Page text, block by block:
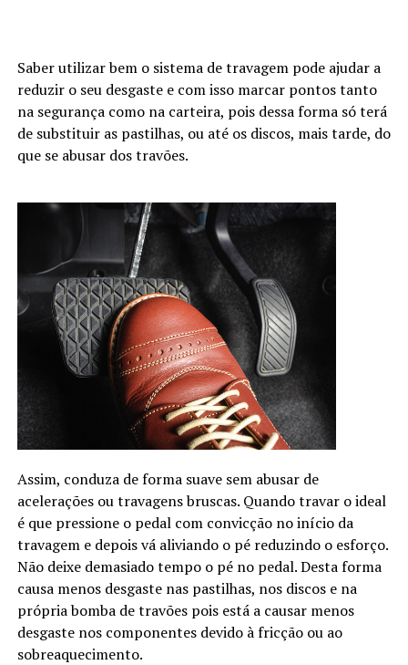
Saber utilizar bem o sistema de travagem pode ajudar a
reduzir o seu desgaste e com isso marcar pontos tanto
na segurança como na carteira, pois dessa forma só terá
de substituir as pastilhas, ou até os discos, mais tarde, do
que se abusar dos travões.
Assim, conduza de forma suave sem abusar de
acelerações ou travagens bruscas. Quando travar o ideal
é que pressione o pedal com convicção no início da
travagem e depois vá aliviando o pé reduzindo o esforço.
Não deixe demasiado tempo o pé no pedal. Desta forma
causa menos desgaste nas pastilhas, nos discos e na
própria bomba de travões pois está a causar menos
desgaste nos componentes devido à fricção ou ao
sobreaquecimento.